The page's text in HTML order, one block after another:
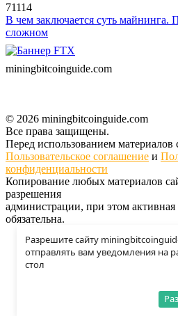
Разрешите сайту
отправлять вам уведомления на
стол
71114
В чем заключается суть майнинга.
сложном
miningbitcoinguide.com
© 2026 miningbitcoinguide.com
Все права защищены.
Перед использованием материалов
Пользовательское соглашение и
конфиденциальности
Копирование любых материалов
разрешения
администрации, при этом
обязательна.
Поддержать проект
О проекте
Контакты